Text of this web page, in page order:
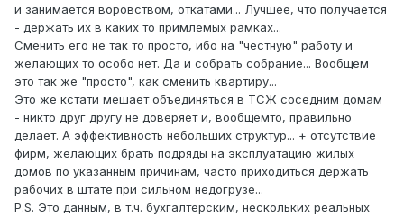
и занимается воровством, откатами... Лучшее, что получается
- держать их в каких то примлемых рамках...
Сменить его не так то просто, ибо на "честную" работу и
желающих то особо нет. Да и собрать собрание... Вообщем
это так же "просто", как сменить квартиру...
Это же кстати мешает объединяться в ТСЖ соседним домам
- никто друг другу не доверяет и, вообщемто, правильно
делает. А эффективность небольших структур... + отсутствие
фирм, желающих брать подряды на эксплуатацию жилых
домов по указанным причинам, часто приходиться держать
рабочих в штате при сильном недогрузе...
P.S. Это данным, в т.ч. бухгалтерским, нескольких реальных